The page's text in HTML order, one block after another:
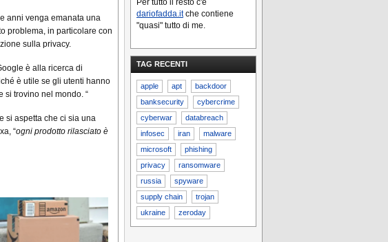
anni venga emanata una
problema, in particolare con
sulla privacy.
è alla ricerca di
è utile se gli utenti hanno
si trovino nel mondo. “
si aspetta che ci sia una
“ogni prodotto rilasciato è
Per tutto il resto c'è
dariofadda.itche contiene
"quasi" tutto di me.
TAG RECENTI
apple apt
backdoor
banksecurity
cybercrime
cyberwar
databreach
infosec
iran
malware
microsoft
phishing
privacy
ransomware
russia
spyware
supply chain
trojan
ukraine
zeroday